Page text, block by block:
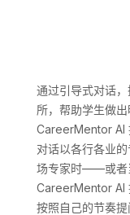
通过引导式对话
所，帮助学生做
CareerMentor AI
对话以各行各业
场专家时——或者
CareerMentor AI
按照自己的节奏